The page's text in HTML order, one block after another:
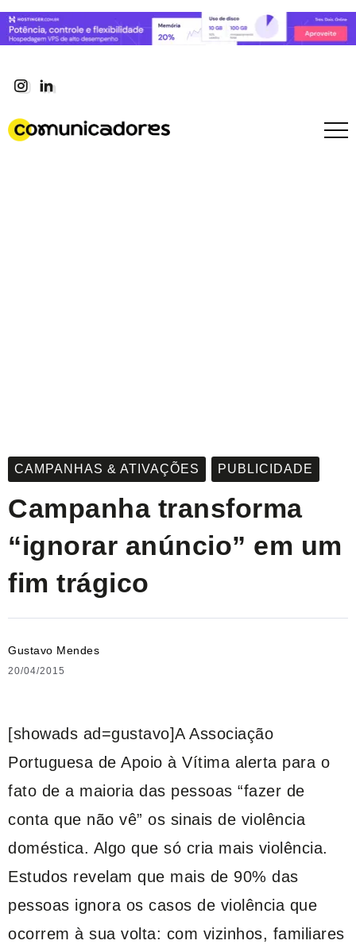
CAMPANHAS & ATIVAÇÕES PUBLICIDADE
Campanha transforma
“ignorar anúncio” em um
fim trágico
Gustavo Mendes
20/04/2015
[showads ad=gustavo]A Associação
Portuguesa de Apoio à Vítima alerta para o
fato de a maioria das pessoas “fazer de
conta que não vê” os sinais de violência
doméstica. Algo que só cria mais violência.
Estudos revelam que mais de 90% das
pessoas ignora os casos de violência que
ocorrem à sua volta: com vizinhos, familiares